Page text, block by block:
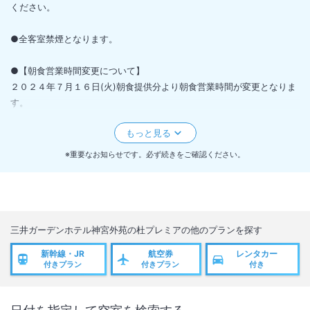
ください。
●全客室禁煙となります。
●【朝食営業時間変更について】
２０２４年７月１６日(火)朝食提供分より朝食営業時間が変更となりま
す。
＜変更前＞ ０６：３０～１０：００（最終入店 ９：３０）
※重要なお知らせです。必ず続きをご確認ください。
三井ガーデンホテル神宮外苑の杜プレミアの他のプランを探す
新幹線・JR
付きプラン
航空券
付きプラン
レンタカー
付き